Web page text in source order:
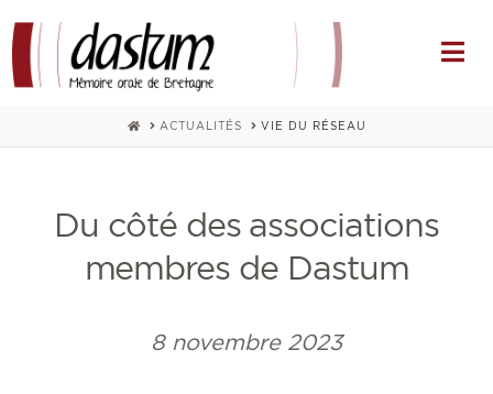
HOMEACTUALITÉS VIE DU RÉSEAU
Du côté des associations
membres de Dastum
8 novembre 2023